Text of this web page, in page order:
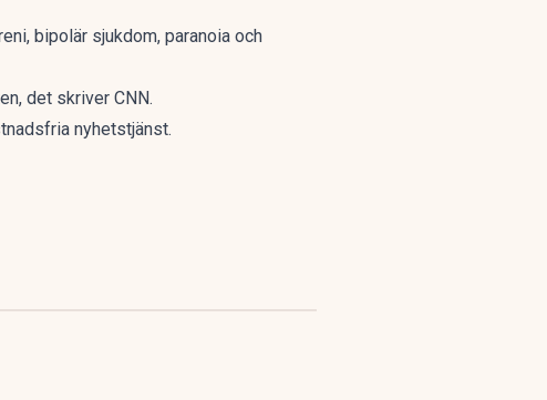
bipolär sjukdom, paranoia och
det skriver CNN.
nyhetstjänst.